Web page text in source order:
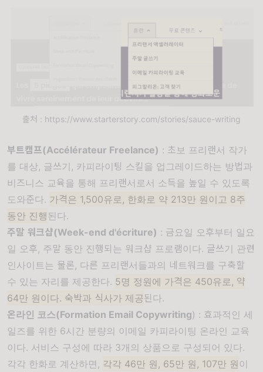
출처 : https://www.starterstory.com/stories/sauce-writing
부트캠프(Accélérateur Freelance) : 초보 프리랜서 작가
를 대상, 글쓰기, 카피라이팅 스킬을 업그레이드하는 방법과
비즈니스 교육을 통해 프리랜서로서 소득을 높일 수 있도록
도와준다. 가격은 1,500유로, 한화로 약 213만 원이고 8주
동안 진행된다.
주말 워크샵(Week-end d'écriture) : 금요일 오후부터 일요
일 오후, 주말 동안 진행되는 워크샵 프로램이다. 글쓰기 관련
인사이트는 물론, 다른 프리랜서들과의 네트워크를 구축할
수 있는 자리를 제공한다. 5명 정원에 가격은 450유로, 약
64만 원이다. 숙박과 식사가 제공된다.
온라인 코스(Formation Email Copywriting) : 효과적인 세
일즈를 위한 6시간 분량의 이메일 카피라이팅 온라인 교육
이다. 서비스 구성에 따라 3개의 상품으로 구성되어 있다.
각각 한화로 계산하면, 각각 46만 원, 65만 원, 107만 원 이